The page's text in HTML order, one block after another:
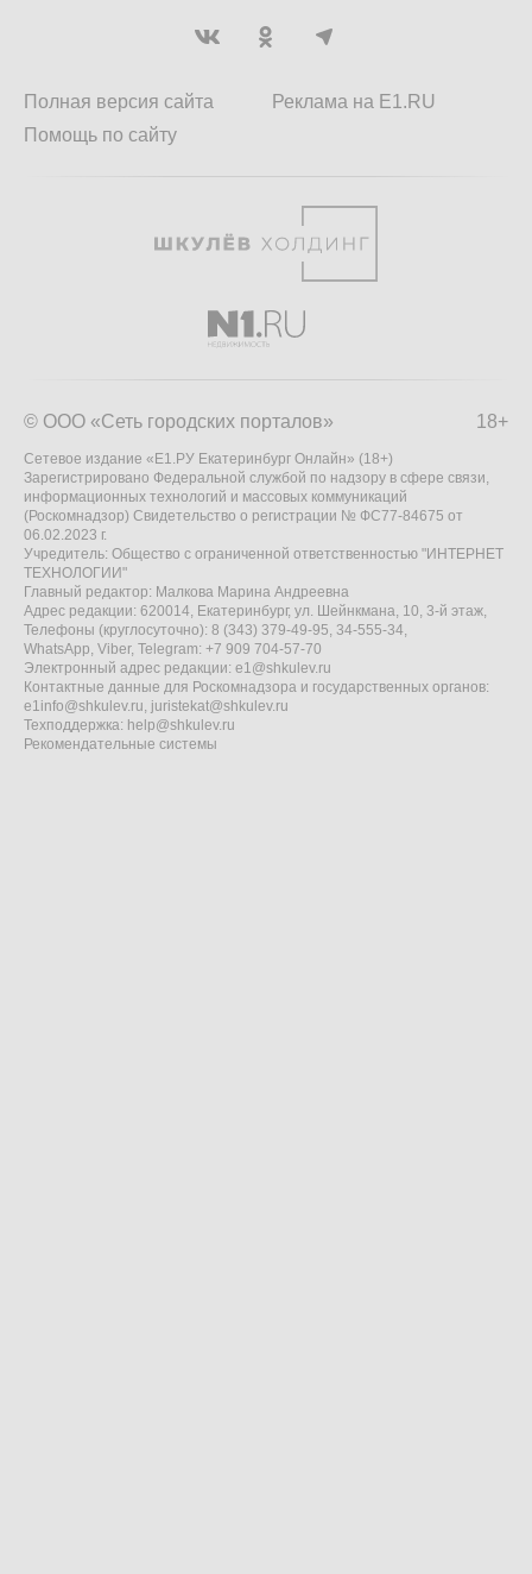
Полная версия сайта
Помощь по сайту
Реклама на E1.RU
18+
© ООО «Сеть городских порталов»
Сетевое издание «Е1.РУ Екатеринбург Онлайн» (18+)
Зарегистрировано Федеральной службой по надзору в сфере связи,
информационных технологий и массовых коммуникаций
(Роскомнадзор) Свидетельство о регистрации № ФС77-84675 от
06.02.2023 г.
Учредитель: Общество с ограниченной ответственностью "ИНТЕРНЕТ
ТЕХНОЛОГИИ"
Главный редактор: Малкова Марина Андреевна
Адрес редакции: 620014, Екатеринбург, ул. Шейнкмана, 10, 3-й этаж,
Телефоны (круглосуточно): 8 (343) 379-49-95, 34-555-34,
WhatsApp, Viber, Telegram: +7 909 704-57-70
Электронный адрес редакции: e1@shkulev.ru
Контактные данные для Роскомнадзора и государственных органов:
e1info@shkulev.ru, juristekat@shkulev.ru
Техподдержка: help@shkulev.ru
Рекомендательные системы